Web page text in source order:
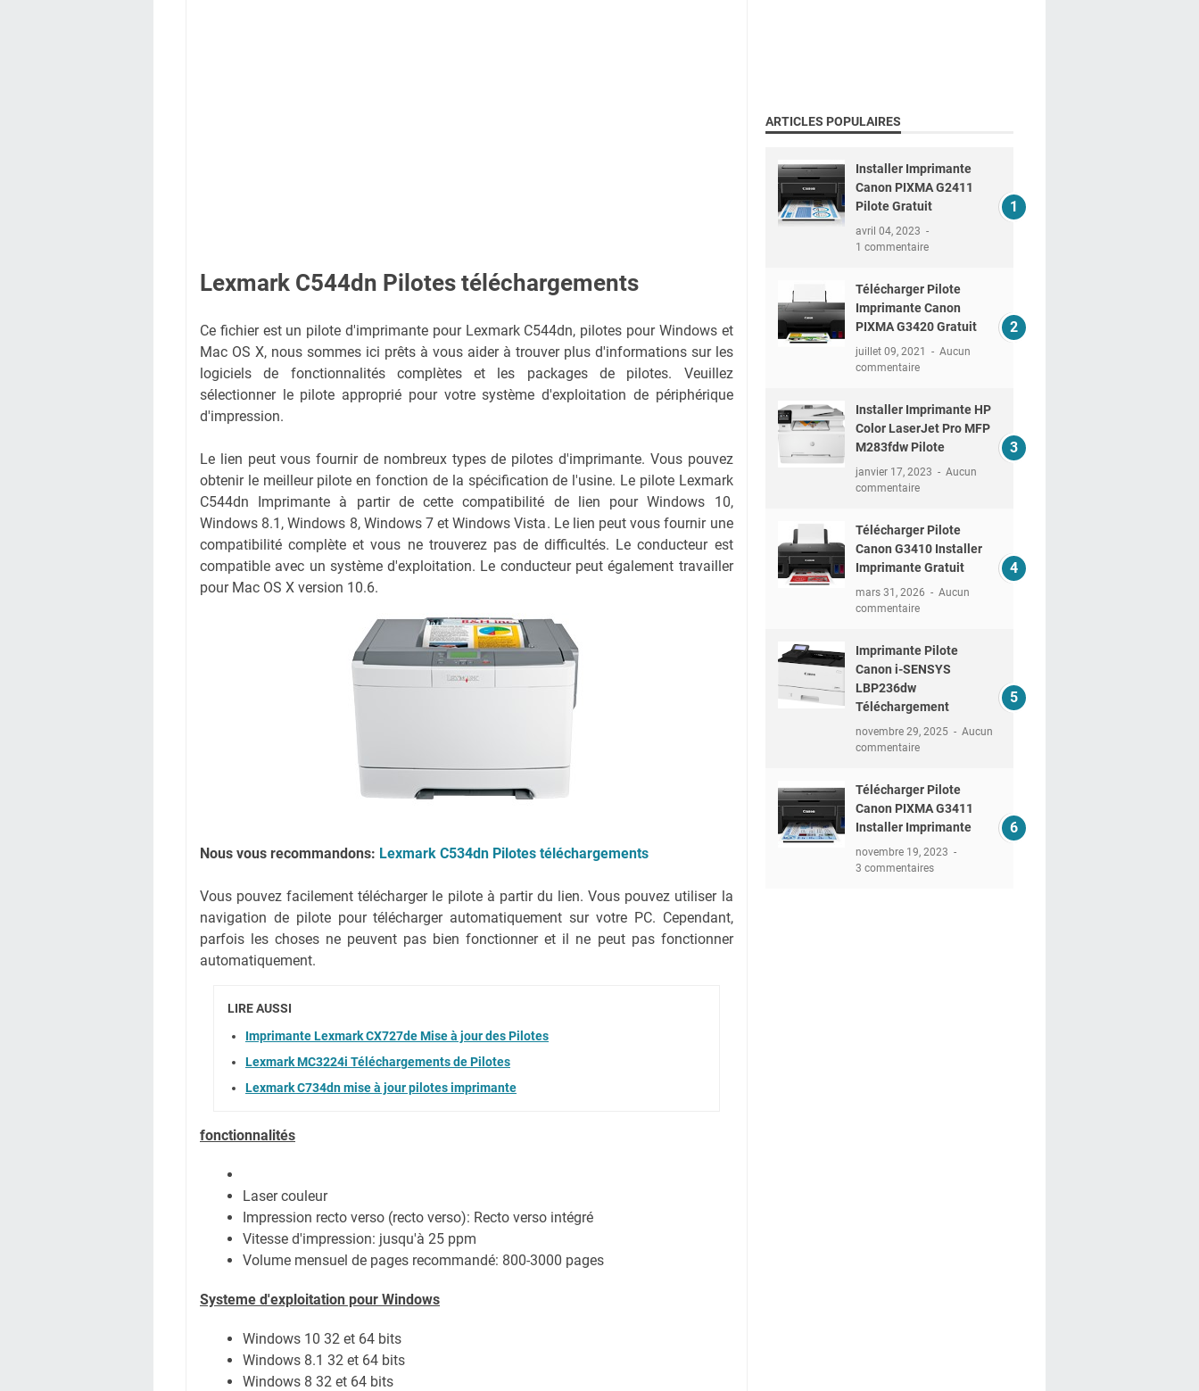
Lexmark C544dn Pilotes téléchargements
Ce fichier est un pilote d'imprimante pour Lexmark C544dn, pilotes pour Windows et
Mac OS X, nous sommes ici prêts à vous aider à trouver plus d'informations sur les
logiciels de fonctionnalités complètes et les packages de pilotes. Veuillez
sélectionner le pilote approprié pour votre système d'exploitation de périphérique
d'impression.
Le lien peut vous fournir de nombreux types de pilotes d'imprimante. Vous pouvez
obtenir le meilleur pilote en fonction de la spécification de l'usine. Le pilote Lexmark
C544dn Imprimante à partir de cette compatibilité de lien pour Windows 10,
Windows 8.1, Windows 8, Windows 7et Windows Vista. Le lien peut vous fournir une
compatibilité complète et vous ne trouverez pas de difficultés. Le conducteur est
compatible avec un système d'exploitation. Le conducteur peut également travailler
pour Mac OS X version 10.6.
Nous vous recommandons: Lexmark C534dn Pilotes téléchargements
Vous pouvez facilement télécharger le pilote à partir du lien.Vous pouvez utiliser la
navigation de pilote pour télécharger automatiquement sur votre PC. Cependant,
parfois les choses ne peuvent pas bien fonctionner et il ne peut pas fonctionner
automatiquement.
LIRE AUSSI
Imprimante Lexmark CX727de Mise à jour des Pilotes
Lexmark MC3224i Téléchargements de Pilotes
Lexmark C734dn mise à jour pilotes imprimante
fonctionnalités
Laser couleur
Impression recto verso (recto verso): Recto verso intégré
Vitesse d'impression: jusqu'à 25 ppm
Volume mensuel de pages recommandé: 800-3000 pages
Systeme d'exploitation pour Windows
Windows 10 32 et 64 bits
Windows 8.1 32 et 64 bits
Windows 8 32 et 64 bits
ARTICLES POPULAIRES
Installer Imprimante
Canon PIXMA G2411
Pilote Gratuit
avril 04, 2023
1 commentaire
Télécharger Pilote
Imprimante Canon
PIXMA G3420 Gratuit
juillet 09, 2021
Aucun
commentaire
Installer Imprimante HP
Color LaserJet Pro MFP
M283fdw Pilote
janvier 17, 2023
Aucun
commentaire
Télécharger Pilote
Canon G3410 Installer
Imprimante Gratuit
mars 31, 2026
Aucun
commentaire
Imprimante Pilote
Canon i-SENSYS
LBP236dw
Téléchargement
novembre 29, 2025
Aucun
commentaire
Télécharger Pilote
Canon PIXMA G3411
Installer Imprimante
novembre 19, 2023
3 commentaires